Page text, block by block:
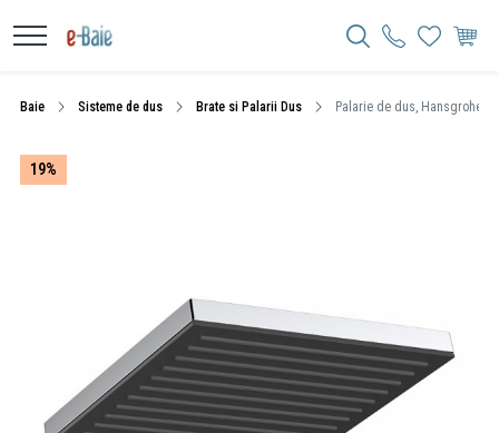
Baie Sisteme de dus Brate si Palarii Dus Palarie de dus, Hansgrohe,
19%